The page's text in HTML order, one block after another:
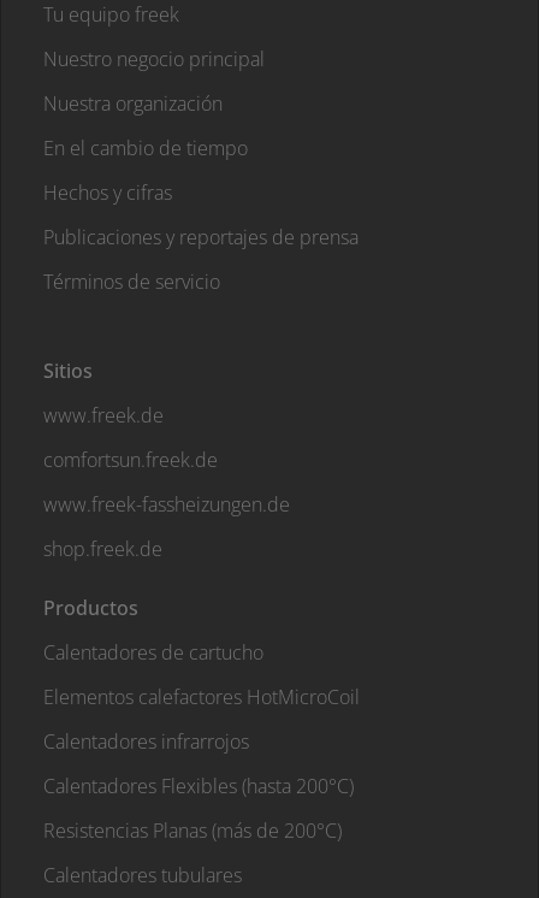
Tu equipo freek
Nuestro negocio principal
Nuestra organización
En el cambio de tiempo
Hechos y cifras
Publicaciones y reportajes de prensa
Términos de servicio
Sitios
www.freek.de
comfortsun.freek.de
www.freek-fassheizungen.de
shop.freek.de
Productos
Calentadores de cartucho
Elementos calefactores HotMicroCoil
Calentadores infrarrojos
Calentadores Flexibles (hasta 200°C)
Resistencias Planas (más de 200°C)
Calentadores tubulares